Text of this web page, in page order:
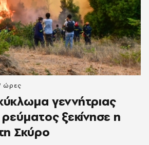
γεννήτριας
ξεκίνησε η
Σκύρο
ώρες